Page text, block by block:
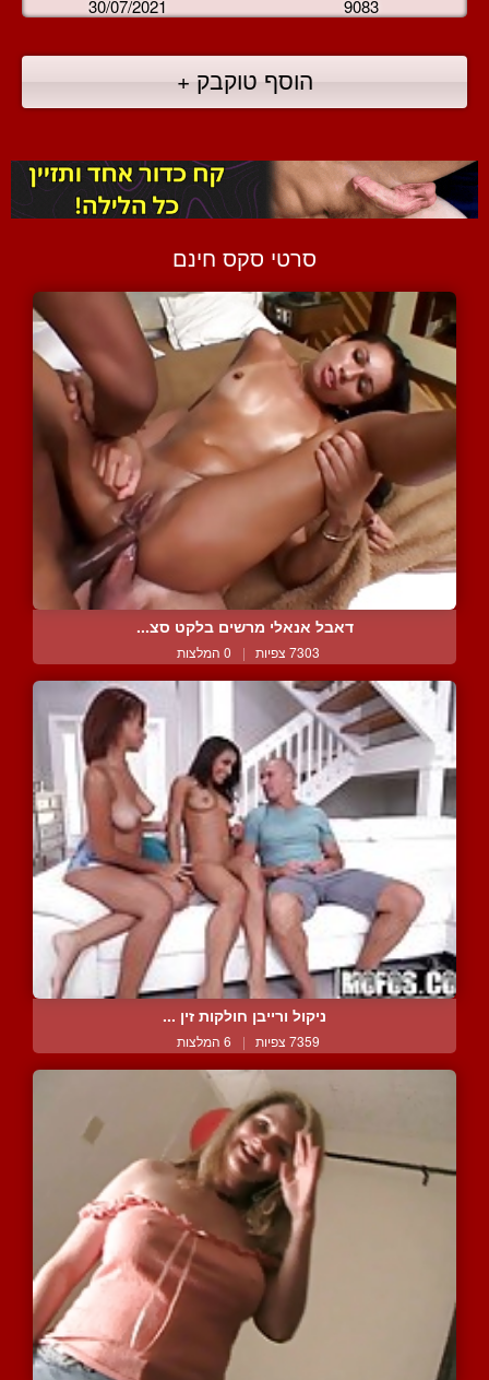
30/07/2021 9083
הוסף טוקבק +
סרטי סקס חינם
דאבל אנאלי מרשים בלקט סצ...
7303 צפיות | 0 המלצות
ניקול ורייבן חולקות זין ...
7359 צפיות | 6 המלצות